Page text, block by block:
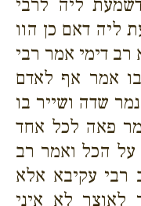
ליה דאם כן הוו
דימי אמר רבי
אמר אף לאדם
שדה ושייר בו
פאה לכל אחד
על הכל ואמר רב
רבי עקיבא אלא
לאוצר לא איני